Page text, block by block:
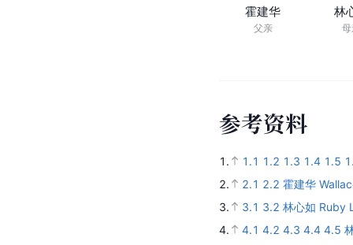
霍建华
父亲
林
参考资料
1. 1.1 1.2 1.3 1.4 1.5
2.
2.1 2.2 霍建华
3.
3.1 3.2 林心如 Ruby
4.
4.1 4.2 4.3 4.4 4.5